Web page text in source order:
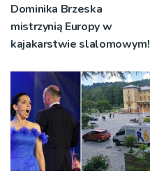
Dominika Brzeska
mistrzynią Europy w
kajakarstwie slalomowym!